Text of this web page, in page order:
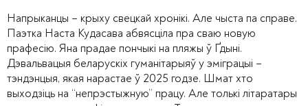
Напрыканцы – крыху свецкай хронікі. Але чыста па справе.
Паэтка Наста Кудасава абвясціла пра сваю новую
прафесію. Яна прадае пончыкі на пляжы ў Ґдыні.
Дэвальвацыя беларускіх гуманітарыяў у эміграцыі –
тэндэнцыя, якая нарастае ў 2025 годзе. Шмат хто
выходзіць на “непрэстыжную” працу. Але толькі літаратары